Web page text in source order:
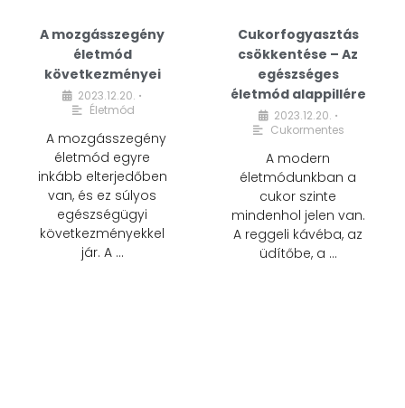
A mozgásszegény
életmód
következményei
2023.12.20. •
Életmód
A mozgásszegény
életmód egyre
inkább elterjedőben
van, és ez súlyos
egészségügyi
következményekkel
jár. A …
Cukorfogyasztás
csökkentése – Az
egészséges
életmód alappillére
2023.12.20. •
Cukormentes
A modern
életmódunkban a
cukor szinte
mindenhol jelen van.
A reggeli kávéba, az
üdítőbe, a …